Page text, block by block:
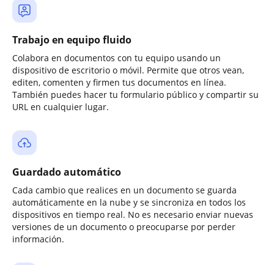
Trabajo en equipo fluido
Colabora en documentos con tu equipo usando un
dispositivo de escritorio o móvil. Permite que otros vean,
editen, comenten y firmen tus documentos en línea.
También puedes hacer tu formulario público y compartir su
URL en cualquier lugar.
Guardado automático
Cada cambio que realices en un documento se guarda
automáticamente en la nube y se sincroniza en todos los
dispositivos en tiempo real. No es necesario enviar nuevas
versiones de un documento o preocuparse por perder
información.